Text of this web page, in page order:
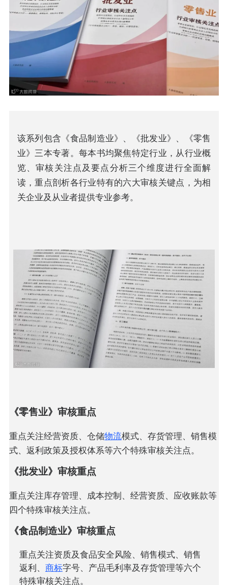
该系列包含《食品制造业》、《批发业》、《零售
业》三本专著。每本书均聚焦特定行业，从行业概
览、审核关注点及要点分析三个维度进行全面解
读，重点剖析各行业特有的六大审核关键点，为相
关企业及从业者提供专业参考。
《零售业》审核重点
重点关注经营资质、仓储物流模式、存货管理、销售模
式、返利政策及授权体系等六个特殊审核关注点。
《批发业》审核重点
重点关注库存管理、成本控制、经营资质、应收账款等
四个特殊审核关注点。
《食品制造业》审核重点
重点关注资质及食品安全风险、销售模式、销售
返利、 商标字号、产品毛利率及存货管理等六个
特殊审核关注点。